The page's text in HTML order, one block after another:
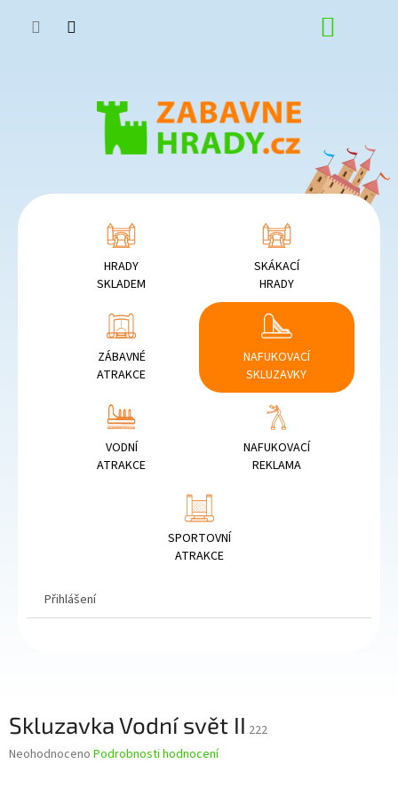
HRADY
SKLADEM
SKÁKACÍ
HRADY
ZÁBAVNÉ
ATRAKCE
NAFUKOVACÍ
SKLUZAVKY
VODNÍ
ATRAKCE
NAFUKOVACÍ
REKLAMA
SPORTOVNÍ
ATRAKCE
Přihlášení
Skluzavka Vodní svět II 222
Průměrné
Neohodnoceno Podrobnosti hodnocení